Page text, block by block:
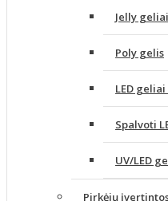
Jelly geliai
Poly gelis
LED
Spalvoti
UV/LED
Pirkėjų